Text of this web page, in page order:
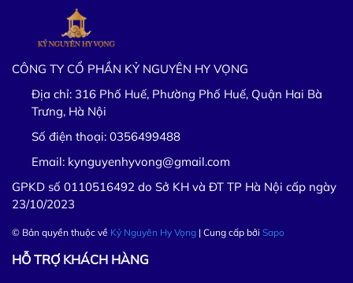
CÔNG TY CỔ PHẦN KỶ NGUYÊN HY VỌNG
Địa chỉ: 316 Phố Huế, Phường Phố Huế, Quận Hai Bà
Trưng, Hà Nội
Số điện thoại: 0356499488
Email: kynguyenhyvong@gmail.com
GPKD số 0110516492 do Sở KH và ĐT TP Hà Nội cấp ngày
23/10/2023
© Bản quyền thuộc về Kỷ Nguyên Hy Vọng | Cung cấp bởi Sapo
HỖ TRỢ KHÁCH HÀNG